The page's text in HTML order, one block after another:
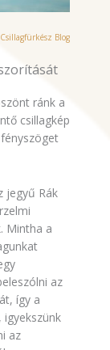
Csillagfürkész Blog
ránk a
csillagkép
jegyű Rák
Mintha a
az
így a
az